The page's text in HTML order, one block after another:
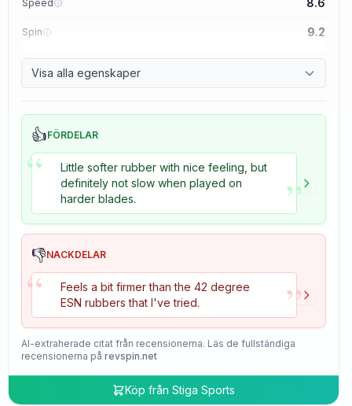
Speed 8.6
Spin 9.2
Control 9.4
Tackiness 2.0
Visa alla egenskaper
👍FÖRDELAR
“
Little softer rubber with nice feeling, but
definitely not slow when played on
harder blades.
”
👎NACKDELAR
“
Feels a bit firmer than the 42 degree
ESN rubbers that I've tried.
”
AI-extraherade citat från recensionerna. Läs de fullständiga
recensionerna på revspin.net
Köp från Stiga Sports